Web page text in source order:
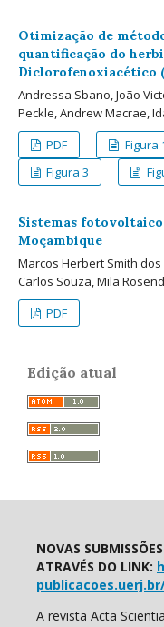
Otimização de
quantificação do
Diclorofenoxiacético
Andressa Sbano, João
Peckle, Andrew Macrae,
PDF
Figura
Figura 3
Sistemas
Moçambique
Marcos Herbert Smith
Carlos Souza, Mila
PDF
Edição atual
NOVAS
ATRAVÉS DO LINK:
A revista Acta